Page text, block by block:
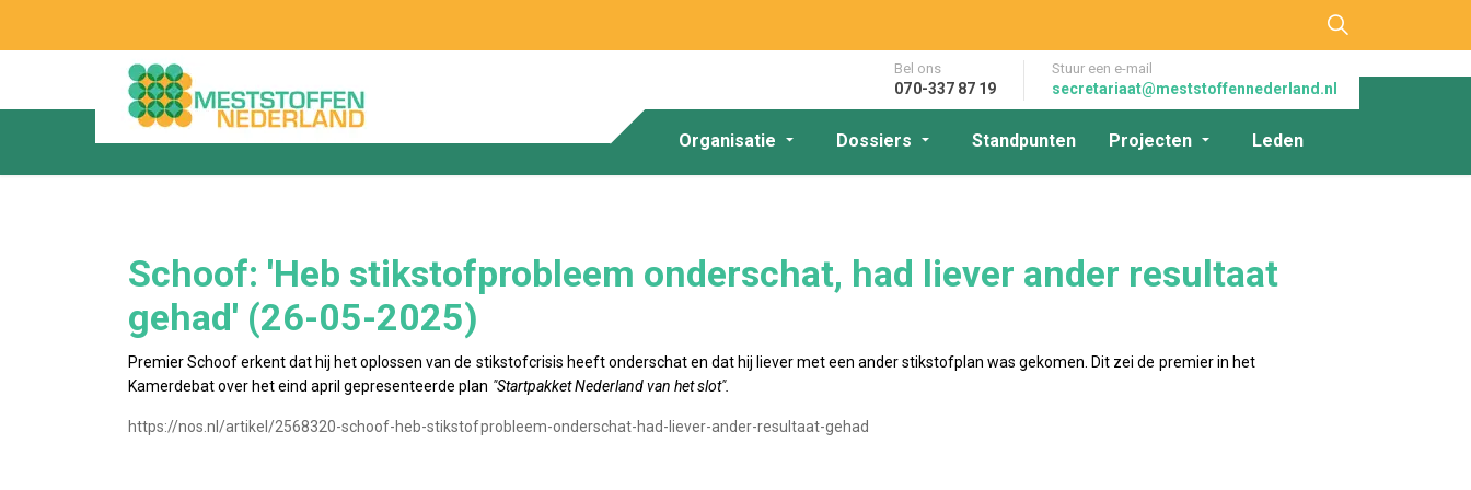
Bel ons
070-337 87 19
Stuur een e-mail
secretariaat@meststoffennederland.nl
Organisatie Dossiers Standpunten Projecten Leden
Schoof: 'Heb stikstofprobleem onderschat, had liever ander resultaat
gehad' (26-05-2025)
Premier Schoof erkent dat hij het oplossen van de stikstofcrisis heeft onderschat en dat hij liever met een ander stikstofplan was gekomen. Dit zei de premier in het
Kamerdebat over het eind april gepresenteerde plan "Startpakket Nederland van het slot".
https://nos.nl/artikel/2568320-schoof-heb-stikstofprobleem-onderschat-had-liever-ander-resultaat-gehad